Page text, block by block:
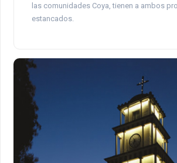
las comunidades Coya, tienen a ambos
estancados.